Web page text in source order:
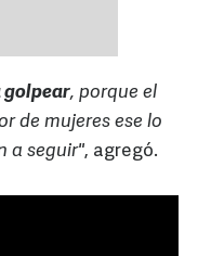
golpear, porque el
de mujeres ese lo
a seguir", agregó.